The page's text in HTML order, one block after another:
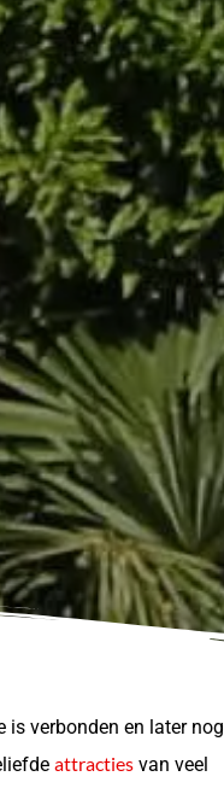
is verbonden en later nog
attracties van veel